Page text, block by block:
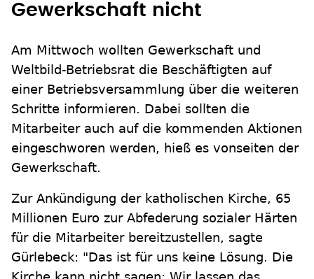
Gewerkschaft nicht
Am Mittwoch wollten Gewerkschaft und
Weltbild-Betriebsrat die Beschäftigten auf
einer Betriebsversammlung über die weiteren
Schritte informieren. Dabei sollten die
Mitarbeiter auch auf die kommenden Aktionen
eingeschworen werden, hieß es vonseiten der
Gewerkschaft.
Zur Ankündigung der katholischen Kirche, 65
Millionen Euro zur Abfederung sozialer Härten
für die Mitarbeiter bereitzustellen, sagte
Gürlebeck: "Das ist für uns keine Lösung. Die